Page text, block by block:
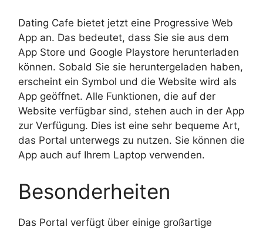
Dating Cafe bietet jetzt eine Progressive Web
App an. Das bedeutet, dass Sie sie aus dem
App Store und Google Playstore herunterladen
können. Sobald Sie sie heruntergeladen haben,
erscheint ein Symbol und die Website wird als
App geöffnet. Alle Funktionen, die auf der
Website verfügbar sind, stehen auch in der App
zur Verfügung. Dies ist eine sehr bequeme Art,
das Portal unterwegs zu nutzen. Sie können die
App auch auf Ihrem Laptop verwenden.
Besonderheiten
Das Portal verfügt über einige großartige